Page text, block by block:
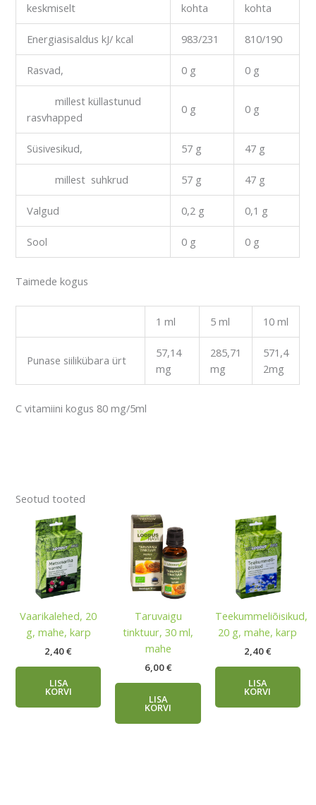
keskmiselt
kohta
kohta
Energiasisaldus kJ/ kcal 983/231 810/190
Rasvad, 0 g 0 g
millest küllastunud
rasvhapped
0 g 0 g
Süsivesikud, 57 g 47 g
millest suhkrud 57 g 47 g
Valgud 0,2 g 0,1 g
Sool 0 g 0 g
Taimede kogus
1 ml 5 ml 10 ml
Punase siilikübara ürt
57,14
mg
285,71
mg
571,4
2mg
C vitamiini kogus 80 mg/5ml
Seotud tooted
Vaarikalehed, 20
g, mahe, karp
2,40€
LISA
KORVI
Taruvaigu
tinktuur, 30 ml,
mahe
6,00€
LISA
KORVI
Teekummeliõisikud,
20 g, mahe, karp
2,40€
LISA
KORVI